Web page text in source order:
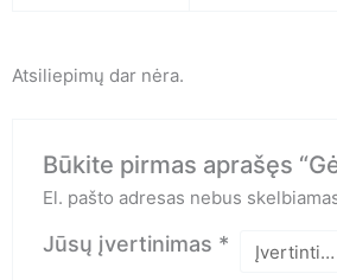
Atsiliepimų dar nėra.
Būkite pirmas aprašęs
El. pašto adresas nebus
Jūsų įvertinimas *